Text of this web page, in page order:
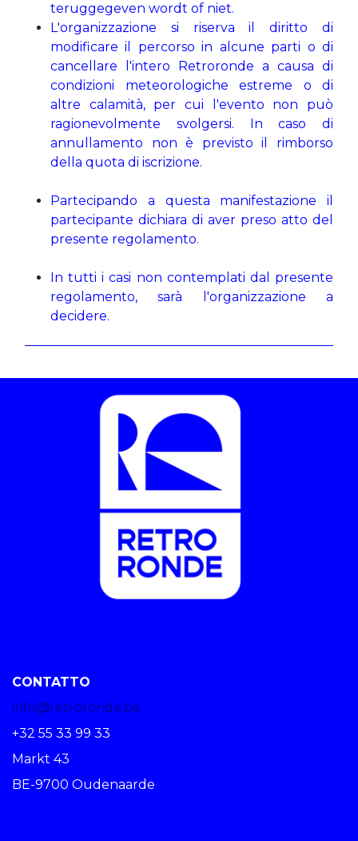
teruggegeven wordt of niet.
L'organizzazione si riserva il diritto di
modificare il percorso in alcune parti o di
cancellare l'intero Retroronde a causa di
condizioni meteorologiche estreme o di
altre calamità, per cui l'evento non può
ragionevolmente svolgersi. In caso di
annullamento non è previsto il rimborso
della quota di iscrizione.
Partecipando a questa manifestazione il
partecipante dichiara di aver preso atto del
presente regolamento.
In tutti i casi non contemplati dal presente
regolamento, sarà l'organizzazione a
decidere.
CONTATTO
info@retroronde.be
+32 55 33 99 33
Markt 43
BE-9700 Oudenaarde